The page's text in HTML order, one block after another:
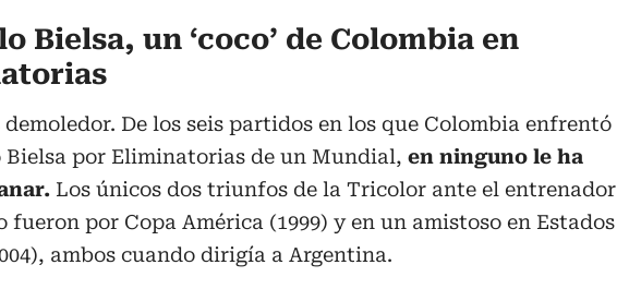
Bielsa, un ‘coco’ de Colombia en
demoledor. De los seis partidos en los que Colombia enfrentó
Bielsa por Eliminatorias de un Mundial, en ninguno le ha
Los únicos dos triunfos de la Tricolor ante el entrenador
fueron por Copa América (1999) y en un amistoso en Estados
ambos cuando dirigía a Argentina.